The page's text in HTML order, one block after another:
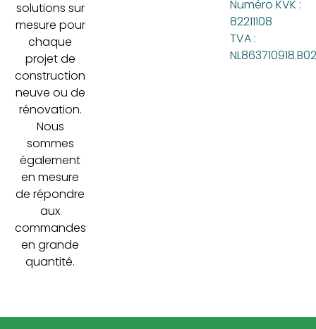
solutions sur
mesure pour
chaque
projet de
construction
neuve ou de
rénovation.
Nous
sommes
également
en mesure
de répondre
aux
commandes
en grande
quantité.
Numéro KVK :
82211108
TVA :
NL863710918.B02